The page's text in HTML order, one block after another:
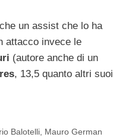
un assist che lo ha
attacco invece le
(autore anche di un
, 13,5 quanto altri suoi
Balotelli Mauro German